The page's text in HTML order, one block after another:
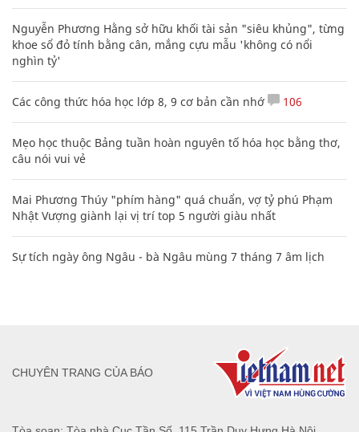
Nguyễn Phương Hằng sở hữu khối tài sản "siêu khủng", từng
khoe sổ đỏ tính bằng cân, mắng cựu mẫu 'không có nổi
nghìn tỷ'
Các công thức hóa học lớp 8, 9 cơ bản cần nhớ 106
Mẹo học thuộc Bảng tuần hoàn nguyên tố hóa học bằng thơ,
câu nói vui vẻ
Mai Phương Thúy "phím hàng" quá chuẩn, vợ tỷ phú Phạm
Nhật Vượng giành lại vị trí top 5 người giàu nhất
Sự tích ngày ông Ngâu - bà Ngâu mùng 7 tháng 7 âm lịch
CHUYÊN TRANG CỦA BÁO